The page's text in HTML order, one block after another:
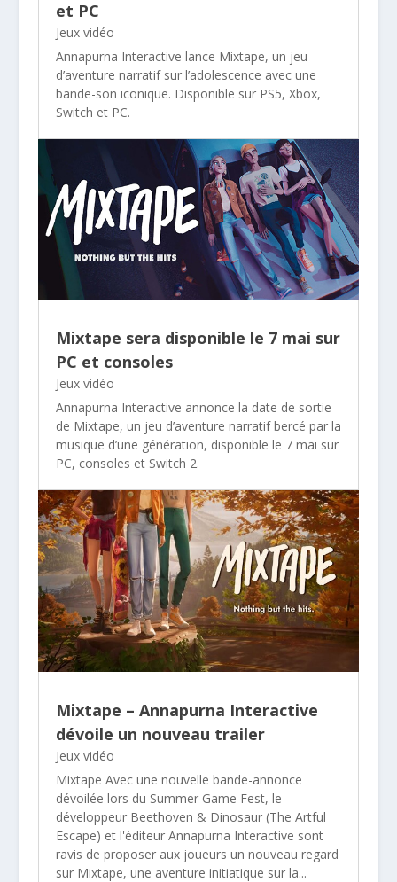
et PC
Jeux vidéo
Annapurna Interactive lance Mixtape, un jeu
d’aventure narratif sur l’adolescence avec une
bande-son iconique. Disponible sur PS5, Xbox,
Switch et PC.
Mixtape sera disponible le 7 mai sur
PC et consoles
Jeux vidéo
Annapurna Interactive annonce la date de sortie
de Mixtape, un jeu d’aventure narratif bercé par la
musique d’une génération, disponible le 7 mai sur
PC, consoles et Switch 2.
Mixtape – Annapurna Interactive
dévoile un nouveau trailer
Jeux vidéo
Mixtape Avec une nouvelle bande-annonce
dévoilée lors du Summer Game Fest, le
développeur Beethoven & Dinosaur (The Artful
Escape) et l'éditeur Annapurna Interactive sont
ravis de proposer aux joueurs un nouveau regard
sur Mixtape, une aventure initiatique sur la...